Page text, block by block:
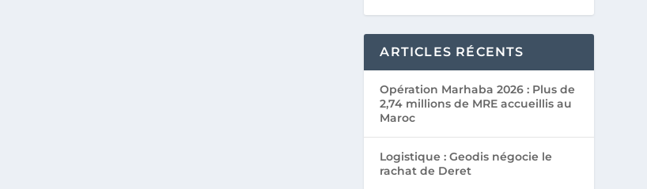
ARTICLES RÉCENTS
Opération Marhaba 2026 : Plus de
2,74 millions de MRE accueillis au
Maroc
Logistique : Geodis négocie le
rachat de Deret